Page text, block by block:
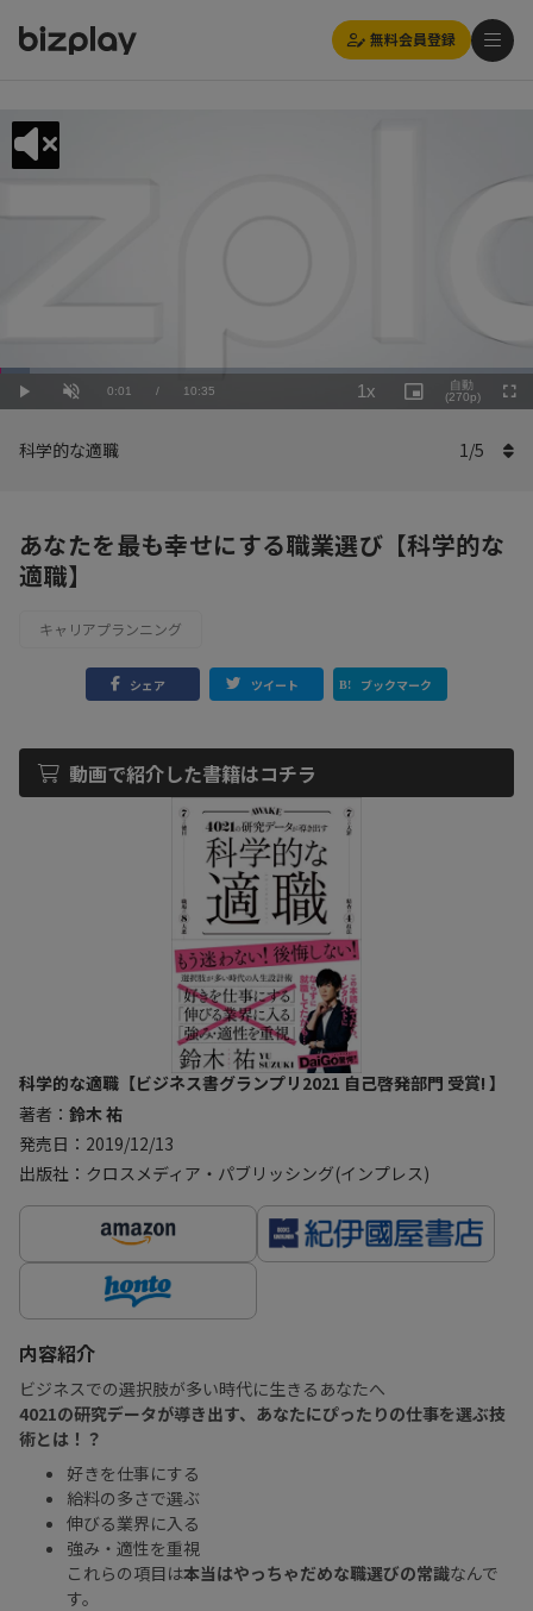
無料会員登録
Play UnmuteCurrent
0:01 / Duration
10:35
Loaded:
5.67%
1x
Rate
Picture-
in-
自動
(270p)
科学的な適職 1/5
あなたを最も幸せにする職業選び【科学的な
適職】
キャリアプランニング
シェア ツイート ブックマーク
動画で紹介した書籍はコチラ
科学的な適職【ビジネス書グランプリ2021 自己啓発部門 受賞! 】
著者： 鈴木 祐
発売日：2019/12/13
出版社：クロスメディア・パブリッシング(インプレス)
内容紹介
ビジネスでの選択肢が多い時代に生きるあなたへ
4021の研究データが導き出す、あなたにぴったりの仕事を選ぶ技
術とは！？
好きを仕事にする
給料の多さで選ぶ
伸びる業界に入る
強み・適性を重視
これらの項目は本当はやっちゃだめな職選びの常識なんで
す。